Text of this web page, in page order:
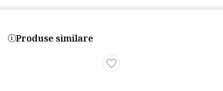
Produse similare